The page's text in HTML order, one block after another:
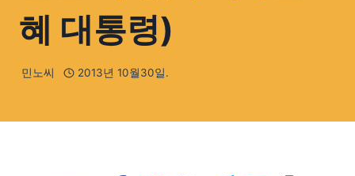
혜 대통령)
민노씨 2013년 10월30일.